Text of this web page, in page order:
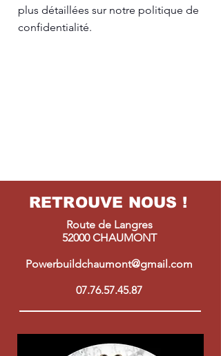
plus détaillées sur notre politique de
confidentialité.
RETROUVE NOUS !
Route de Langres
52000 CHAUMONT
Powerbuildchaumont@gmail.com
07.76.57.45.87